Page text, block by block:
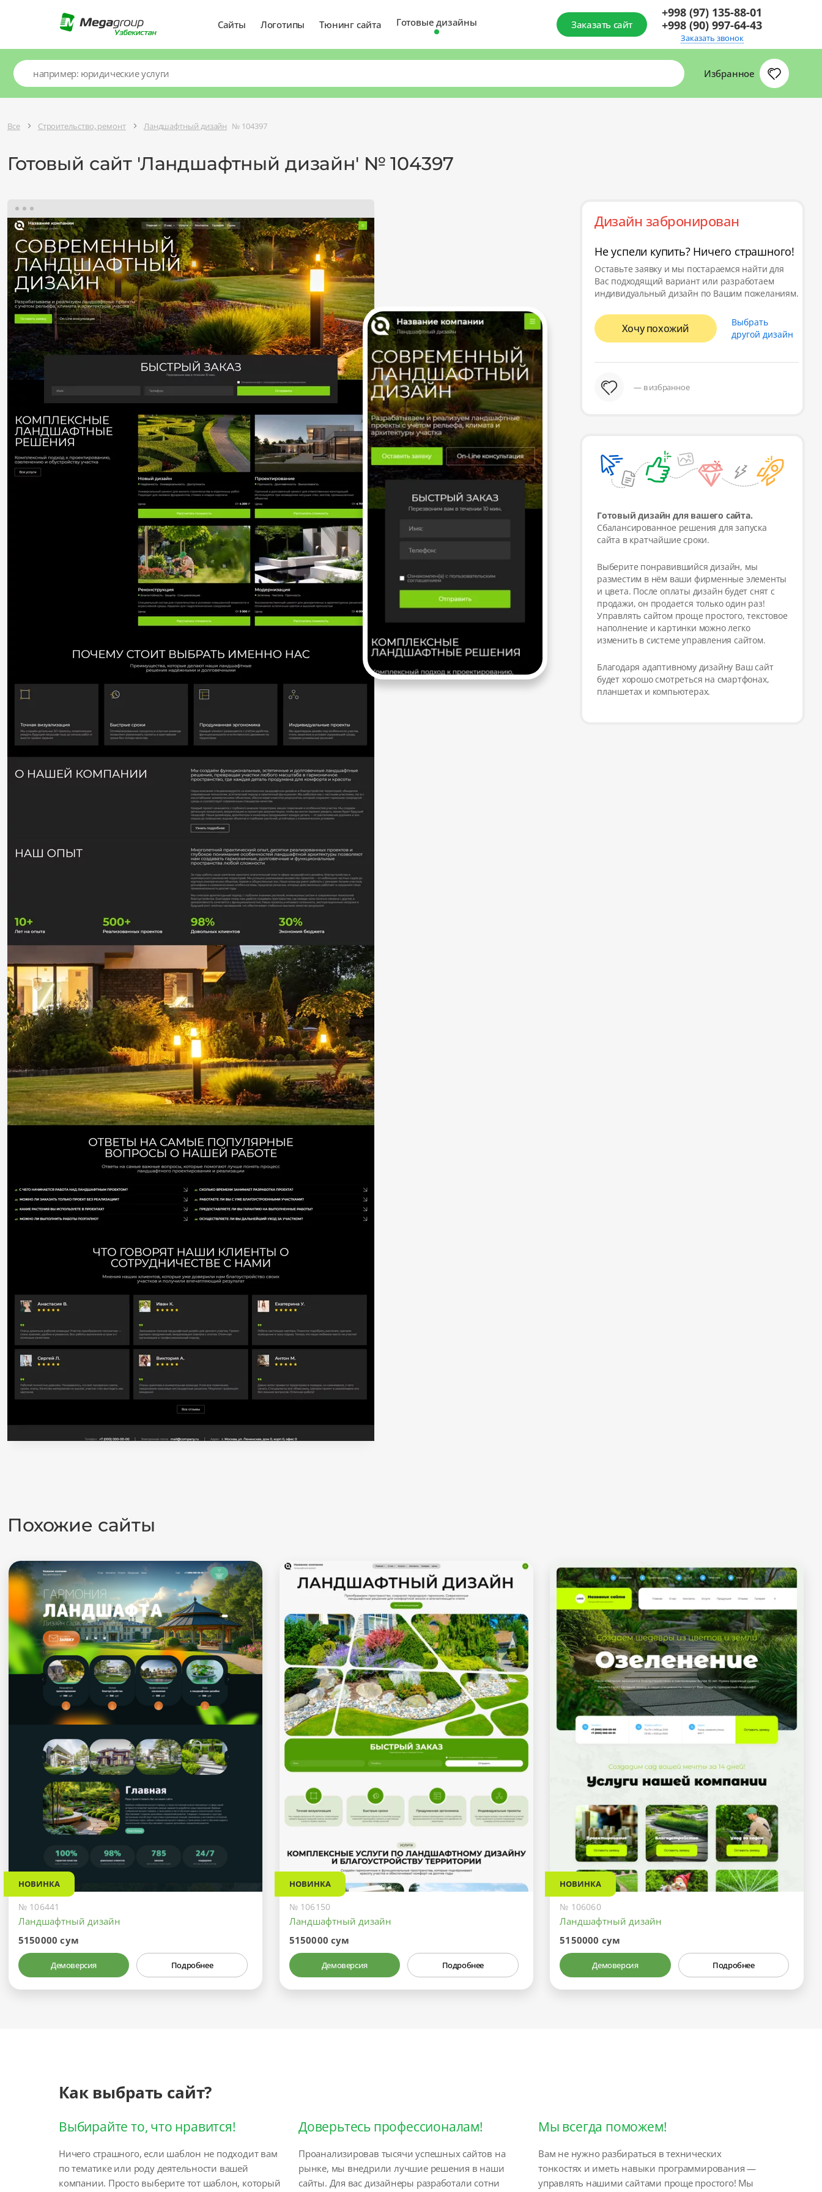
Сайты Логотипы Тюнинг сайта Готовые дизайны Заказать сайт
+998 (97) 135-88-01
+998 (90) 997-64-43
Заказать звонок
Избранное
Все Строительство, ремонт Ландшафтный дизайн № 104397
Готовый сайт 'Ландшафтный дизайн' № 104397
Дизайн забронирован
Не успели купить? Ничего страшного!
Оставьте заявку и мы постараемся найти для
Вас подходящий вариант или разработаем
индивидуальный дизайн по Вашим пожеланиям.
Хочу похожий
Выбрать
другой дизайн
— в избранное
Готовый дизайн для вашего сайта.
Сбалансированное решения для запуска
сайта в кратчайшие сроки.
Выберите понравившийся дизайн, мы
разместим в нём ваши фирменные элементы
и цвета. После оплаты дизайн будет снят с
продажи, он продается только один раз!
Управлять сайтом проще простого, текстовое
наполнение и картинки можно легко
изменить в системе управления сайтом.
Благодаря адаптивному дизайну Ваш сайт
будет хорошо смотреться на смартфонах,
планшетах и компьютерах.
Похожие сайты
НОВИНКА
№ 106441
Ландшафтный дизайн
5150000 сум
Демоверсия Подробнее
НОВИНКА
№ 106150
Ландшафтный дизайн
5150000 сум
Демоверсия Подробнее
НОВИНКА
№ 106060
Ландшафтный дизайн
5150000 сум
Демоверсия Подробнее
Как выбрать сайт?
Выбирайте то, что нравится!
Ничего страшного, если шаблон не подходит вам
по тематике или роду деятельности вашей
компании. Просто выберите тот шаблон, который
Доверьтесь профессионалам!
Проанализировав тысячи успешных сайтов на
рынке, мы внедрили лучшие решения в наши
сайты. Для вас дизайнеры разработали сотни
Мы всегда поможем!
Вам не нужно разбираться в технических
тонкостях и иметь навыки программирования —
управлять нашими сайтами проще простого! Мы